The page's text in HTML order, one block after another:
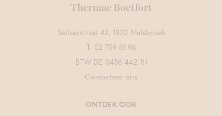
Thermae Boetfort
Sellaerstraat 42, 1820 Melsbroek
T. 02 759 81 96
BTW BE 0456 442 111
Contacteer ons
ONTDEK OOK